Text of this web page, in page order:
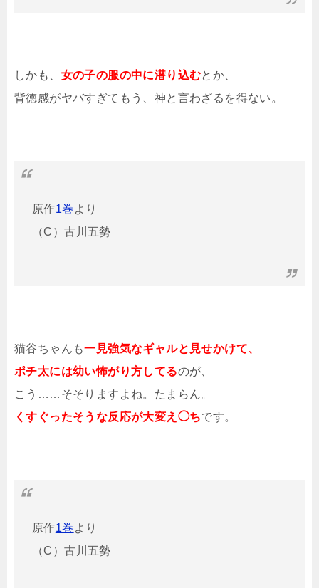
しかも、 女の子の服の中に潜り込むとか、
背徳感がヤバすぎてもう、神と言わざるを得ない。
原作1巻 より
（C）古川五勢
猫谷ちゃんも一見強気なギャルと見せかけて、
ポチ太には幼い怖がり方してるのが、
こう……そそりますよね。たまらん。
くすぐったそうな反応が大変え◯ちです。
原作1巻 より
（C）古川五勢